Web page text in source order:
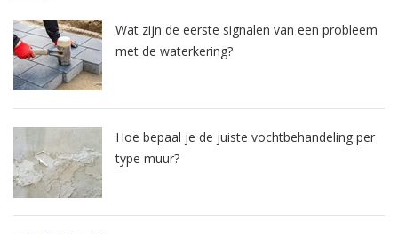
Wat zijn de eerste signalen van een probleem
met de waterkering?
Hoe bepaal je de juiste vochtbehandeling per
type muur?